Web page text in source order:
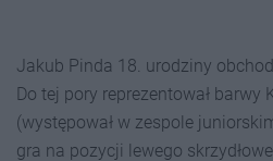
Jakub Pinda 18. urodziny
Do tej pory reprezentował barwy
(występował w zespole
gra na pozycji lewego